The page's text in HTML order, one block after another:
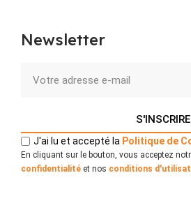
Newsletter
S'INSCRIRE
J'ai lu et accepté la Politique de
En cliquant sur le bouton, vous acceptez
confidentialité et nos conditions